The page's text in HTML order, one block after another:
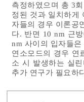
측정하였으며 총 3
정된 것과 일치하게
자들의 경우 이론공
다. 반면 10 nm 근
nm 사이의 입자들
연소모드의 경우 연
소 시 발생하는 실
추가 연구가 필요하